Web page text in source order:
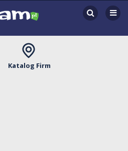
Katalog Firm